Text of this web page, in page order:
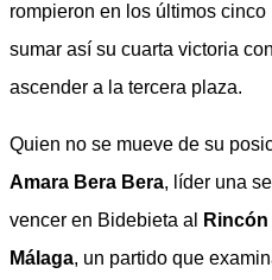
rompieron en los últimos cinco
sumar así su cuarta victoria
ascender a la tercera plaza.
Quien no se mueve de su
Amara Bera Bera, líder una
vencer en Bidebieta al
Málaga, un partido que